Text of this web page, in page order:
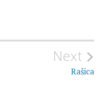
Next
Rašica